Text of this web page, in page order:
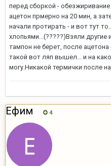
перед сборкой -
ацетон прмерно на 20 мин, а
начали протирать - и вот тут
хлопьями...(?????)Взяли
тампон не берет, после ацетона
такой вот ляп вышел... и на
могу.Никакой термички после
Ефим 4